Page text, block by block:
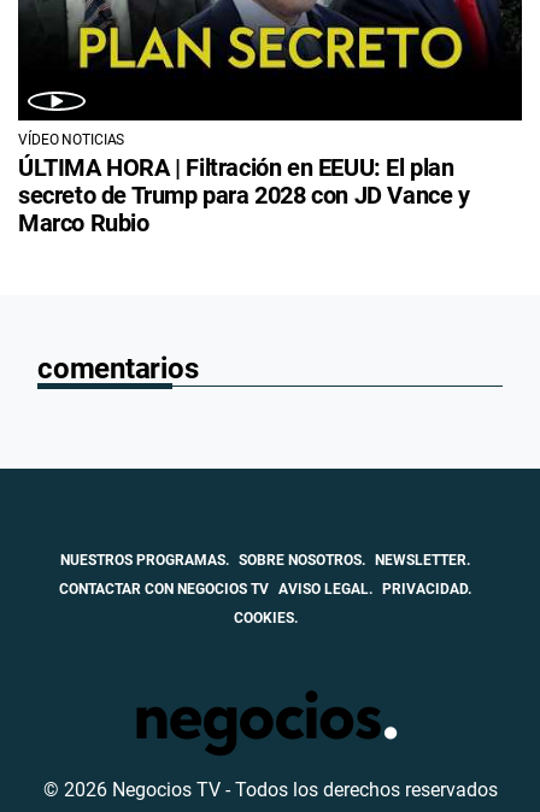
VÍDEO NOTICIAS
ÚLTIMA HORA | Filtración en EEUU: El plan
secreto de Trump para 2028 con JD Vance y
Marco Rubio
comentarios
NUESTROS PROGRAMAS. SOBRE NOSOTROS.
NEWSLETTER.
CONTACTAR CON NEGOCIOS TV AVISO LEGAL.
PRIVACIDAD.
COOKIES.
© 2026 Negocios TV - Todos los derechos reservados